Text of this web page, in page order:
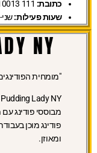
כתובת:
שעות פעילות:שני-
NY
"מומחית הפודינגים
מבוססי פודינג
פודינג מוכן
ומאוזן.